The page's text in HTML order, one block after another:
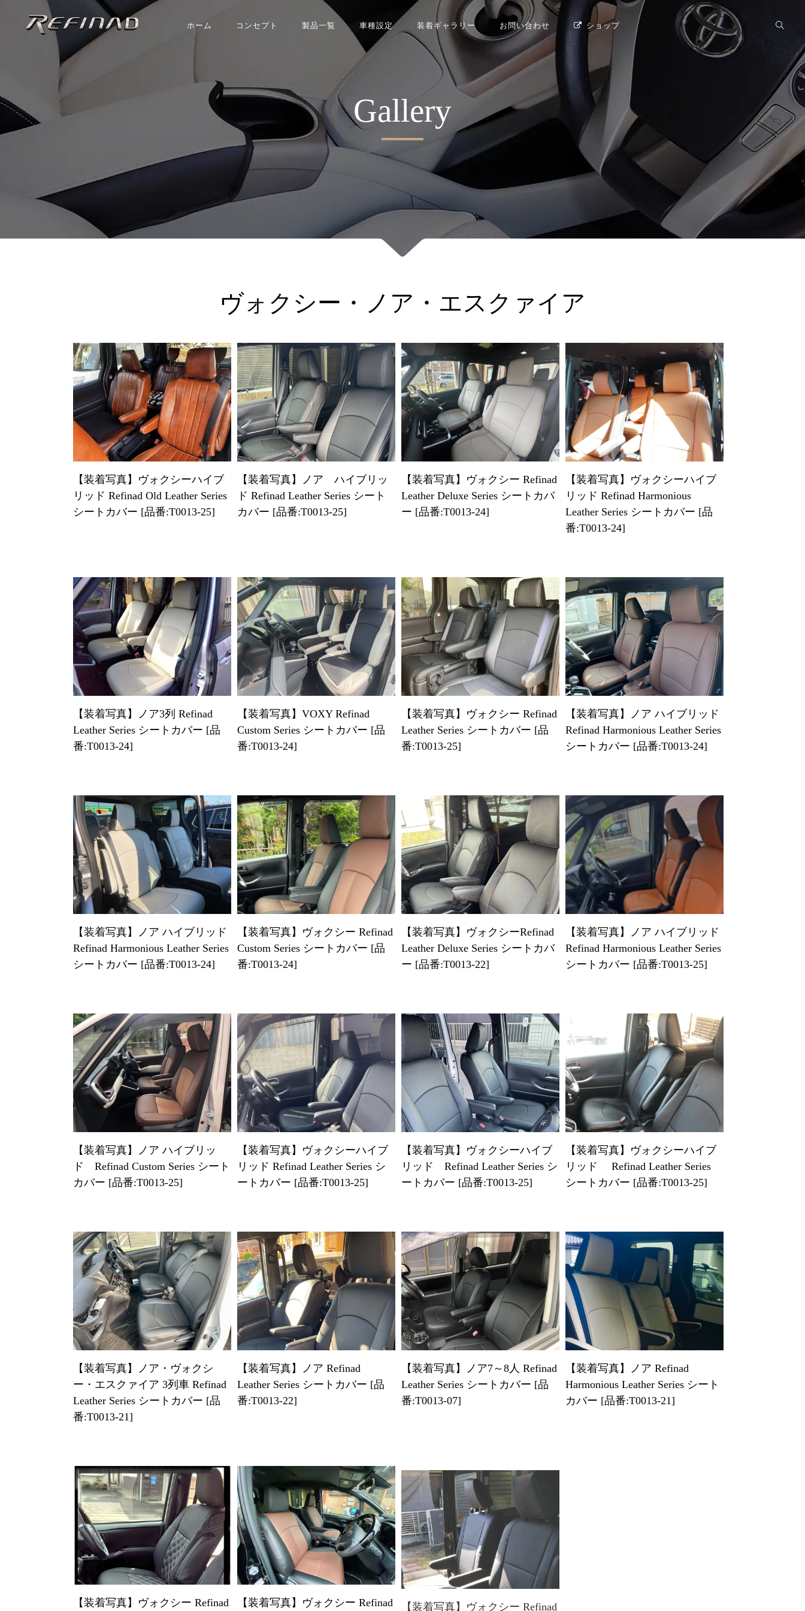
ホーム コンセプト 製品一覧 車種設定 装着ギャラリー お問い合わせ ショップ
Gallery
ヴォクシー・ノア・エスクァイア
【装着写真】ヴォクシーハイブ
リッド Refinad Old Leather Series
シートカバー [品番:T0013-25]
【装着写真】ノア ハイブリッ
ド Refinad Leather Series シート
カバー [品番:T0013-25]
【装着写真】ヴォクシー Refinad
Leather Deluxe Series シートカバ
ー [品番:T0013-24]
【装着写真】ヴォクシーハイブ
リッド Refinad Harmonious
Leather Series シートカバー [品
番:T0013-24]
【装着写真】ノア3列 Refinad
Leather Series シートカバー [品
番:T0013-24]
【装着写真】VOXY Refinad
Custom Series シートカバー [品
番:T0013-24]
【装着写真】ヴォクシー Refinad
Leather Series シートカバー [品
番:T0013-25]
【装着写真】ノア ハイブリッド
Refinad Harmonious Leather Series
シートカバー [品番:T0013-24]
【装着写真】ノア ハイブリッド
Refinad Harmonious Leather Series
シートカバー [品番:T0013-24]
【装着写真】ヴォクシー Refinad
Custom Series シートカバー [品
番:T0013-24]
【装着写真】ヴォクシーRefinad
Leather Deluxe Series シートカバ
ー [品番:T0013-22]
【装着写真】ノア ハイブリッド
Refinad Harmonious Leather Series
シートカバー [品番:T0013-25]
【装着写真】ノア ハイブリッ
ド Refinad Custom Series シート
カバー [品番:T0013-25]
【装着写真】ヴォクシーハイブ
リッド Refinad Leather Series シ
ートカバー [品番:T0013-25]
【装着写真】ヴォクシーハイブ
リッド Refinad Leather Series シ
ートカバー [品番:T0013-25]
【装着写真】ヴォクシーハイブ
リッド Refinad Leather Series
シートカバー [品番:T0013-25]
【装着写真】ノア・ヴォクシ
ー・エスクァイア 3列車 Refinad
Leather Series シートカバー [品
番:T0013-21]
【装着写真】ノア Refinad
Leather Series シートカバー [品
番:T0013-22]
【装着写真】ノア7～8人 Refinad
Leather Series シートカバー [品
番:T0013-07]
【装着写真】ノア Refinad
Harmonious Leather Series シート
カバー [品番:T0013-21]
【装着写真】ヴォクシー Refinad
【装着写真】ヴォクシー Refinad
【装着写真】ヴォクシー Refinad